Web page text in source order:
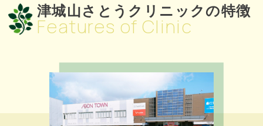
ワクチン接種のお願い 2024.09.30
【発熱外来】を行っています
イオンタウン入口からクリニック入口
までのご案内
2024.04.08
津城山さとうクリニックの特徴
Features of Clinic